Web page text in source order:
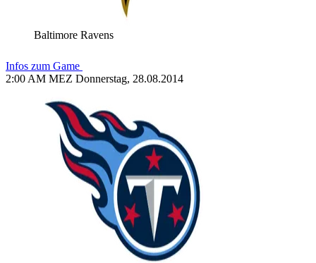
Baltimore Ravens
Infos zum Game
2:00 AM MEZ Donnerstag, 28.08.2014